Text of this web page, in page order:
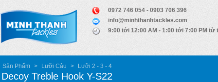
0972 746 054 - 0903 706 396
info@minhthanhtackles.com
9:00 tới 12:00 AM - 1:00 tới 7:00 PM từ
Sản Phẩm > Lưỡi Câu > Lưỡi 2 - 3 - 4
Decoy Treble Hook Y-S22